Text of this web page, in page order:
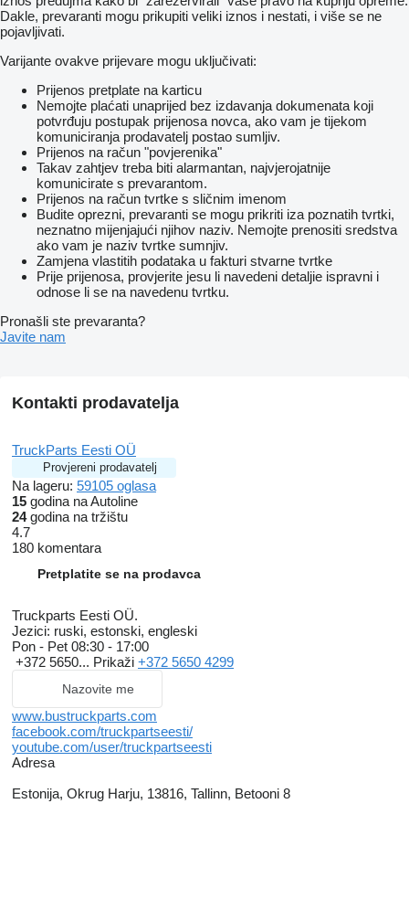
Dakle, prevaranti mogu prikupiti veliki iznos i nestati, i više se ne
pojavljivati.
Varijante ovakve prijevare mogu uključivati:
Prijenos pretplate na karticu
Nemojte plaćati unaprijed bez izdavanja dokumenata koji
potvrđuju postupak prijenosa novca, ako vam je tijekom
komuniciranja prodavatelj postao sumljiv.
Prijenos na račun "povjerenika"
Takav zahtjev treba biti alarmantan, najvjerojatnije
komunicirate s prevarantom.
Prijenos na račun tvrtke s sličnim imenom
Budite oprezni, prevaranti se mogu prikriti iza poznatih tvrtki,
neznatno mijenjajući njihov naziv. Nemojte prenositi sredstva
ako vam je naziv tvrtke sumnjiv.
Zamjena vlastitih podataka u fakturi stvarne tvrtke
Prije prijenosa, provjerite jesu li navedeni detaljie ispravni i
odnose li se na navedenu tvrtku.
Pronašli ste prevaranta?
Javite nam
Kontakti prodavatelja
TruckParts Eesti OÜ
Provjereni prodavatelj
Na lageru: 59105 oglasa
15 godina na Autoline
24godina na tržištu
4.7
180 komentara
Pretplatite se na prodavca
Truckparts Eesti OÜ.
Jezici: ruski, estonski, engleski
Pon - Pet 08:30 - 17:00
+372 5650... Prikaži +372 5650 4299
Nazovite me
www.bustruckparts.com
facebook.com/truckpartseesti/
youtube.com/user/truckpartseesti
Adresa
Estonija, Okrug Harju, 13816, Tallinn, Betooni 8